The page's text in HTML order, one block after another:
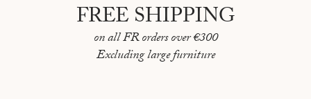
TÉHÉRAN INDIA MAHDAVI
TOKYO PAR FRÉDÉRIC LEBAIN
TOULON PAR DARAGH SODEN
FREE SHIPPING
on all FR orders over €300
Excluding large furniture